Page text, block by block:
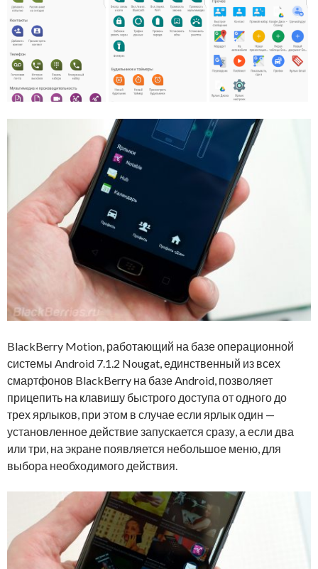
BlackBerry Motion, работающий на базе операционной
системы Android 7.1.2 Nougat, единственный из всех
смартфонов BlackBerry на базе Android, позволяет
прицепить на клавишу быстрого доступа от одного до
трех ярлыков, при этом в случае если ярлык один —
установленное действие запускается сразу, а если два
или три, на экране появляется небольшое меню, для
выбора необходимого действия.